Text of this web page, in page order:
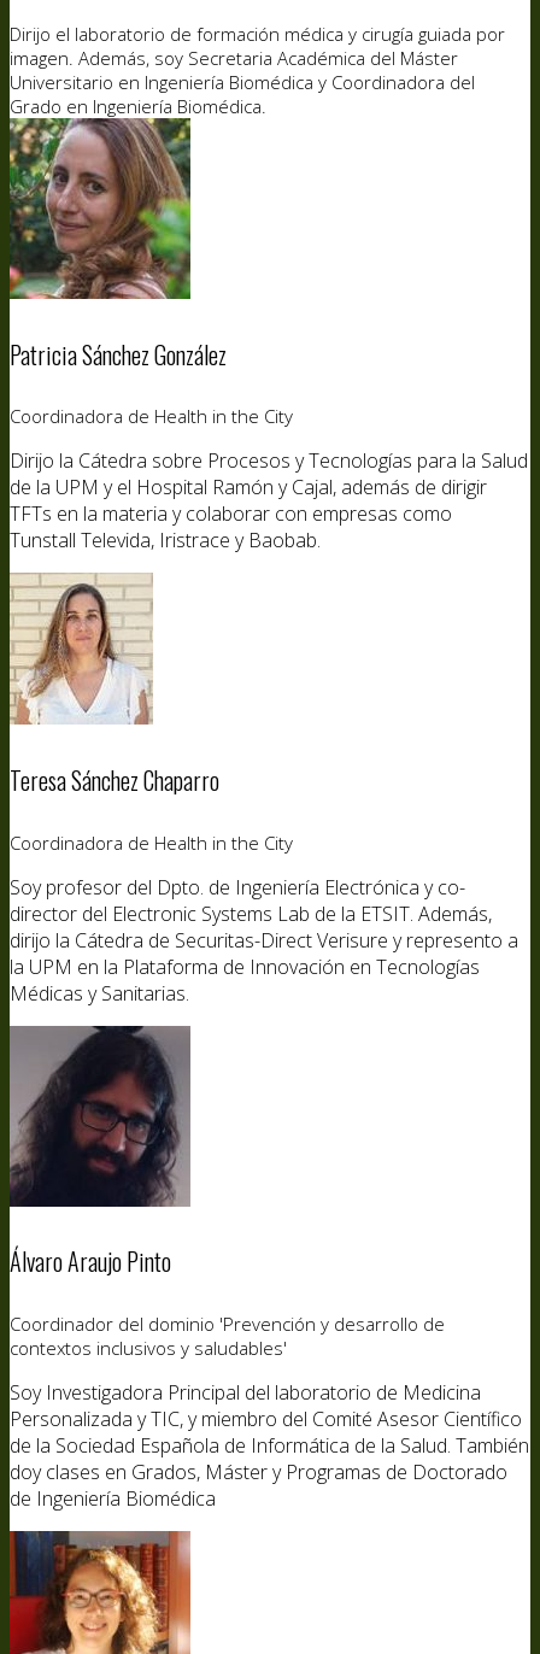
Dirijo el laboratorio de formación médica y cirugía guiada por
imagen. Además, soy Secretaria Académica del Máster
Universitario en Ingeniería Biomédica y Coordinadora del
Grado en Ingeniería Biomédica.
Patricia Sánchez González
Coordinadora de Health in the City
Dirijo la Cátedra sobre Procesos y Tecnologías para la Salud
de la UPM y el Hospital Ramón y Cajal, además de dirigir
TFTs en la materia y colaborar con empresas como
Tunstall Televida, Iristrace y Baobab.
Teresa Sánchez Chaparro
Coordinadora de Health in the City
Soy profesor del Dpto. de Ingeniería Electrónica y co-
director del Electronic Systems Lab de la ETSIT. Además,
dirijo la Cátedra de Securitas-Direct Verisure y represento a
la UPM en la Plataforma de Innovación en Tecnologías
Médicas y Sanitarias.
Álvaro Araujo Pinto
Coordinador del dominio 'Prevención y desarrollo de
contextos inclusivos y saludables'
Soy Investigadora Principal del laboratorio de Medicina
Personalizada y TIC, y miembro del Comité Asesor Científico
de la Sociedad Española de Informática de la Salud. También
doy clases en Grados, Máster y Programas de Doctorado
de Ingeniería Biomédica